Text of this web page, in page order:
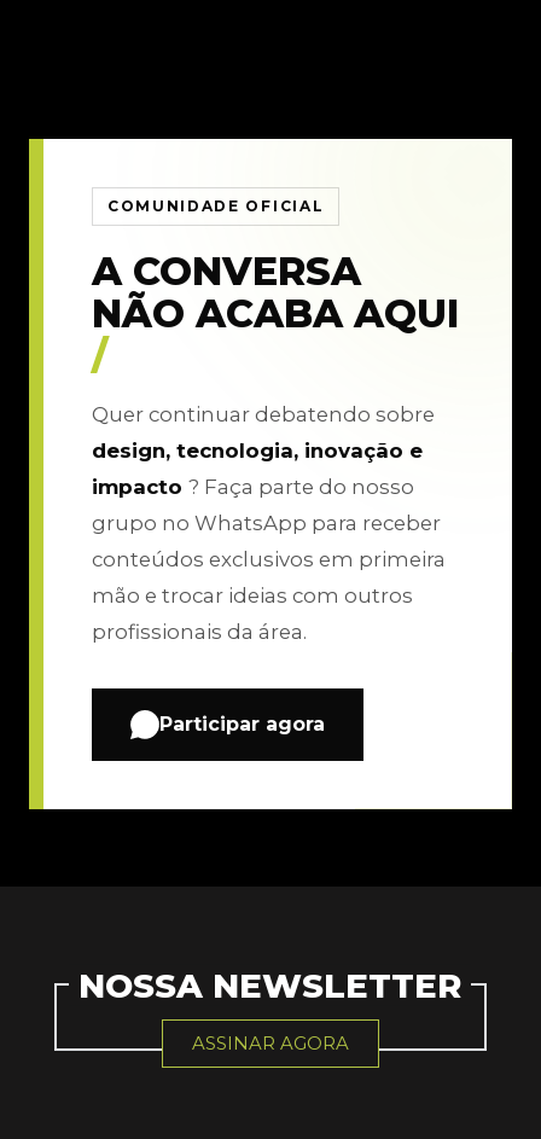
COMUNIDADE OFICIAL
A CONVERSA
NÃO ACABA AQUI
/
Quer continuar debatendo sobre
design, tecnologia, inovação e
impacto ? Faça parte do nosso
grupo no WhatsApp para receber
conteúdos exclusivos em primeira
mão e trocar ideias com outros
profissionais da área.
Participar agora
NOSSA NEWSLETTER
ASSINAR AGORA